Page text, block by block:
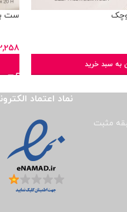
به سبد خرید
ست
مثبت
نماد اعتماد